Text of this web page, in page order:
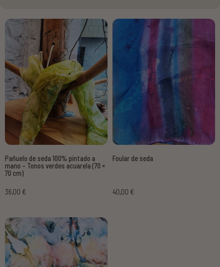
Pañuelo de seda 100% pintado a
mano – Tonos verdes acuarela (70 ×
70 cm)
36,00 €
Foular de seda
40,00 €